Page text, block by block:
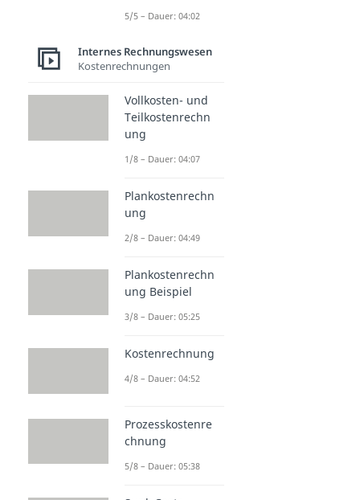
5/5 – Dauer: 04:02
Internes Rechnungswesen
Kostenrechnungen
Vollkosten- und
Teilkostenrechn
ung
1/8 – Dauer: 04:07
Plankostenrechn
ung
2/8 – Dauer: 04:49
Plankostenrechn
ung Beispiel
3/8 – Dauer: 05:25
Kostenrechnung
4/8 – Dauer: 04:52
Prozesskostenre
chnung
5/8 – Dauer: 05:38